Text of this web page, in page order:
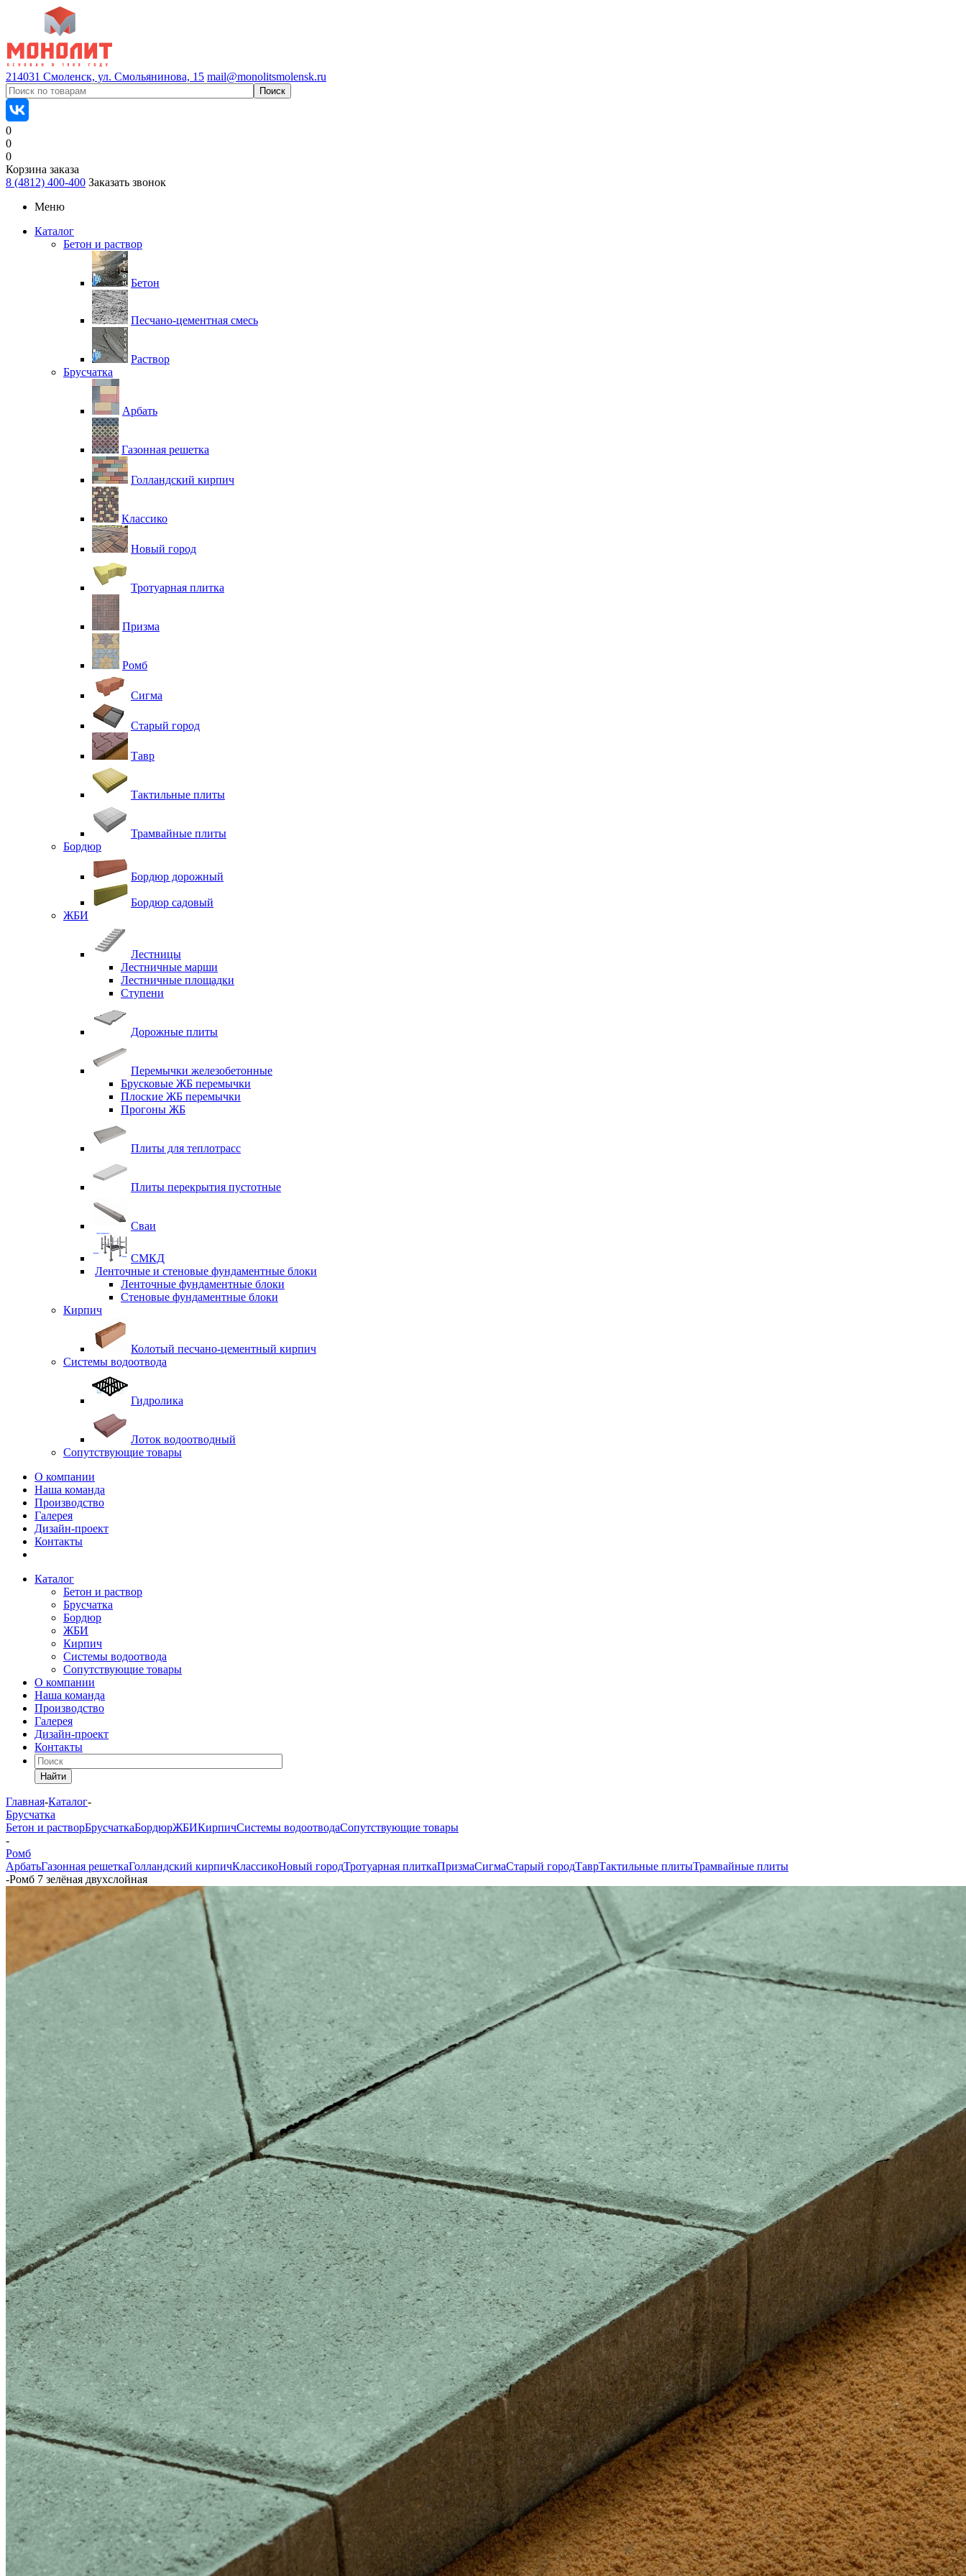
214031 Смоленск, ул. Смольянинова, 15 mail@monolitsmolensk.ru
0
0
0
Корзина заказа
8 (4812) 400-400 Заказать звонок
Меню
Каталог
Бетон и раствор
Бетон
Песчано-цементная смесь
Раствор
Брусчатка
Арбать
Газонная решетка
Голландский кирпич
Классико
Новый город
Тротуарная плитка
Призма
Ромб
Сигма
Старый город
Тавр
Тактильные плиты
Трамвайные плиты
Бордюр
Бордюр дорожный
Бордюр садовый
ЖБИ
Лестницы
Лестничные марши
Лестничные площадки
Ступени
Дорожные плиты
Перемычки железобетонные
Брусковые ЖБ перемычки
Плоские ЖБ перемычки
Прогоны ЖБ
Плиты для теплотрасс
Плиты перекрытия пустотные
Сваи
СМКД
Ленточные и стеновые фундаментные блоки
Ленточные фундаментные блоки
Стеновые фундаментные блоки
Кирпич
Колотый песчано-цементный кирпич
Системы водоотвода
Гидролика
Лоток водоотводный
Сопутствующие товары
О компании
Наша команда
Производство
Галерея
Дизайн-проект
Контакты
Каталог
Бетон и раствор
Брусчатка
Бордюр
ЖБИ
Кирпич
Системы водоотвода
Сопутствующие товары
О компании
Наша команда
Производство
Галерея
Дизайн-проект
Контакты
Найти
Главная-Каталог-
Брусчатка
Бетон и растворБрусчаткаБордюрЖБИКирпичСистемы водоотводаСопутствующие товары
-
Ромб
АрбатьГазонная решеткаГолландский кирпичКлассикоНовый городТротуарная плиткаПризмаСигмаСтарый городТаврТактильные плитыТрамвайные плиты
-Ромб 7 зелёная двухслойная